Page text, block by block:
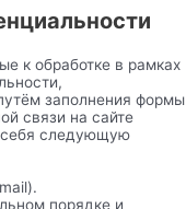
к обработке в рамках
заполнения формы
связи на сайте
следующую
порядке и